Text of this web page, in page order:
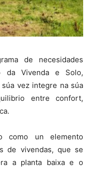
de necesidades
da Vivenda e Solo,
vez integre na súa
entre confort,
como un elemento
de vivendas, que se
a planta baixa e o